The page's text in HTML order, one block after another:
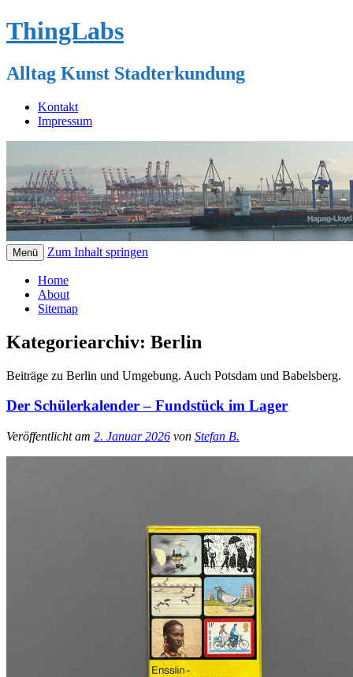
ThingLabs
Alltag Kunst Stadterkundung
Kontakt
Impressum
Menü Zum Inhalt springen
Home
About
Sitemap
Kategoriearchiv: Berlin
Beiträge zu Berlin und Umgebung. Auch Potsdam und Babelsberg.
Der Schülerkalender – Fundstück im Lager
Veröffentlicht am 2. Januar 2026 von Stefan B.